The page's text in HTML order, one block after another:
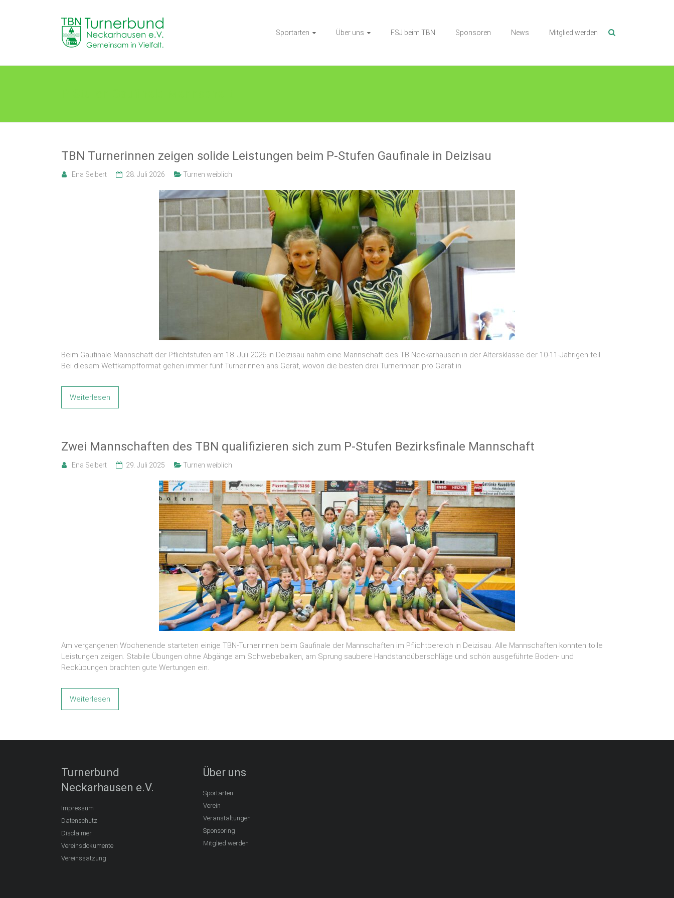
TB
Neckarhausen
in
Sportarten Über uns FSJ beim TBN Sponsoren News Mitglied werden
TBN Turnerinnen zeigen solide Leistungen beim P-Stufen Gaufinale in Deizisau
Ena Seibert 28. Juli 2026 Turnen weiblich
Beim Gaufinale Mannschaft der Pflichtstufen am 18. Juli 2026 in Deizisau nahm eine Mannschaft des TB Neckarhausen in der Altersklasse der 10-11-Jährigen teil.
Bei diesem Wettkampfformat gehen immer fünf Turnerinnen ans Gerät, wovon die besten drei Turnerinnen pro Gerät in
Weiterlesen
Zwei Mannschaften des TBN qualifizieren sich zum P-Stufen Bezirksfinale Mannschaft
Ena Seibert 29. Juli 2025 Turnen weiblich
Am vergangenen Wochenende starteten einige TBN-Turnerinnen beim Gaufinale der Mannschaften im Pflichtbereich in Deizisau. Alle Mannschaften konnten tolle
Leistungen zeigen. Stabile Übungen ohne Abgänge am Schwebebalken, am Sprung saubere Handstandüberschläge und schön ausgeführte Boden- und
Reckübungen brachten gute Wertungen ein.
Weiterlesen
Turnerbund
Neckarhausen e.V.
Impressum
Datenschutz
Disclaimer
Vereinsdokumente
Vereinssatzung
Über uns
Sportarten
Verein
Veranstaltungen
Sponsoring
Mitglied werden